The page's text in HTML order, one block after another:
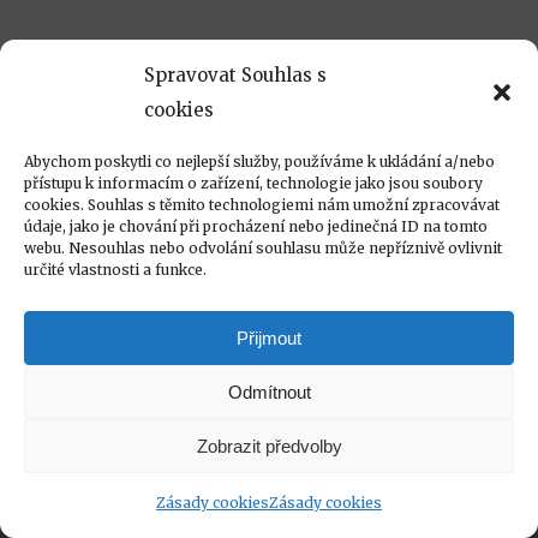
Spravovat Souhlas s
cookies
Abychom poskytli co nejlepší služby, používáme k ukládání a/nebo
přístupu k informacím o zařízení, technologie jako jsou soubory
cookies. Souhlas s těmito technologiemi nám umožní zpracovávat
údaje, jako je chování při procházení nebo jedinečná ID na tomto
webu. Nesouhlas nebo odvolání souhlasu může nepříznivě ovlivnit
určité vlastnosti a funkce.
Přijmout
Odmítnout
Zobrazit předvolby
Zásady cookiesZásady cookies
@svetmasla